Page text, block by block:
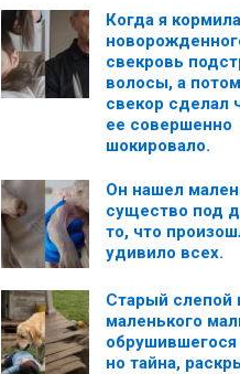
Когда я
свекровь
волосы, а
свекор сделал
ее совершенно
шокировало.
Он нашел
существо под
то, что
удивило всех.
Старый слепой
маленького
обрушившегося
но тайна,